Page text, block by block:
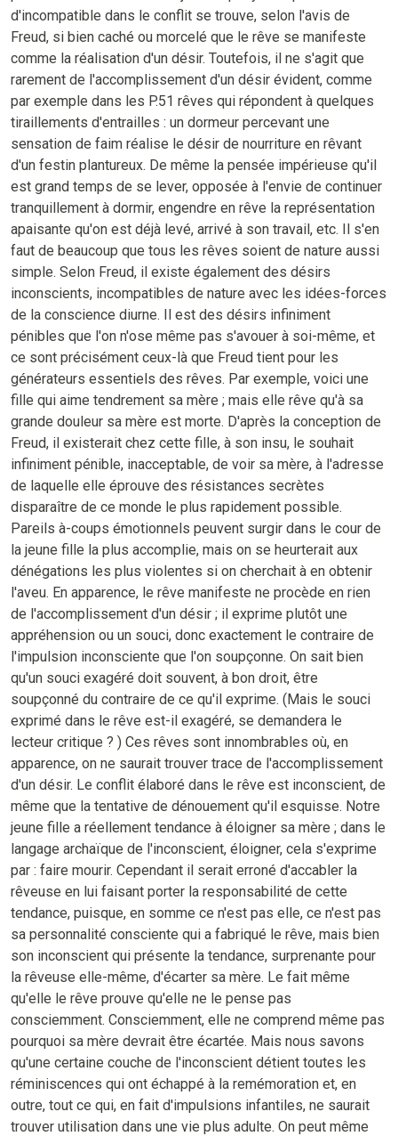
d'incompatible dans le conflit se trouve, selon l'avis de
Freud, si bien caché ou morcelé que le rêve se manifeste
comme la réalisation d'un désir. Toutefois, il ne s'agit que
rarement de l'accomplissement d'un désir évident, comme
par exemple dans les P.51 rêves qui répondent à quelques
tiraillements d'entrailles : un dormeur percevant une
sensation de faim réalise le désir de nourriture en rêvant
d'un festin plantureux. De même la pensée impérieuse qu'il
est grand temps de se lever, opposée à l'envie de continuer
tranquillement à dormir, engendre en rêve la représentation
apaisante qu'on est déjà levé, arrivé à son travail, etc. Il s'en
faut de beaucoup que tous les rêves soient de nature aussi
simple. Selon Freud, il existe également des désirs
inconscients, incompatibles de nature avec les idées-forces
de la conscience diurne. Il est des désirs infiniment
pénibles que l'on n'ose même pas s'avouer à soi-même, et
ce sont précisément ceux-là que Freud tient pour les
générateurs essentiels des rêves. Par exemple, voici une
fille qui aime tendrement sa mère ; mais elle rêve qu'à sa
grande douleur sa mère est morte. D'après la conception de
Freud, il existerait chez cette fille, à son insu, le souhait
infiniment pénible, inacceptable, de voir sa mère, à l'adresse
de laquelle elle éprouve des résistances secrètes
disparaître de ce monde le plus rapidement possible.
Pareils à-coups émotionnels peuvent surgir dans le cour de
la jeune fille la plus accomplie, mais on se heurterait aux
dénégations les plus violentes si on cherchait à en obtenir
l'aveu. En apparence, le rêve manifeste ne procède en rien
de l'accomplissement d'un désir ; il exprime plutôt une
appréhension ou un souci, donc exactement le contraire de
l'impulsion inconsciente que l'on soupçonne. On sait bien
qu'un souci exagéré doit souvent, à bon droit, être
soupçonné du contraire de ce qu'il exprime. (Mais le souci
exprimé dans le rêve est-il exagéré, se demandera le
lecteur critique ? ) Ces rêves sont innombrables où, en
apparence, on ne saurait trouver trace de l'accomplissement
d'un désir. Le conflit élaboré dans le rêve est inconscient, de
même que la tentative de dénouement qu'il esquisse. Notre
jeune fille a réellement tendance à éloigner sa mère ; dans le
langage archaïque de l'inconscient, éloigner, cela s'exprime
par : faire mourir. Cependant il serait erroné d'accabler la
rêveuse en lui faisant porter la responsabilité de cette
tendance, puisque, en somme ce n'est pas elle, ce n'est pas
sa personnalité consciente qui a fabriqué le rêve, mais bien
son inconscient qui présente la tendance, surprenante pour
la rêveuse elle-même, d'écarter sa mère. Le fait même
qu'elle le rêve prouve qu'elle ne le pense pas
consciemment. Consciemment, elle ne comprend même pas
pourquoi sa mère devrait être écartée. Mais nous savons
qu'une certaine couche de l'inconscient détient toutes les
réminiscences qui ont échappé à la remémoration et, en
outre, tout ce qui, en fait d'impulsions infantiles, ne saurait
trouver utilisation dans une vie plus adulte. On peut même